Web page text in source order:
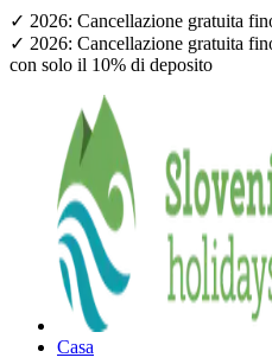
✓ 2026: Cancellazione gratuita
✓ 2026: Cancellazione gratuita
con solo il 10% di deposito
Casa